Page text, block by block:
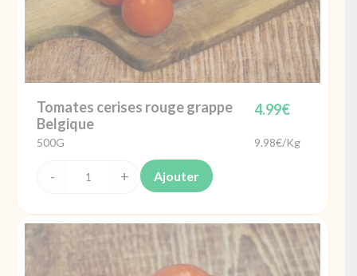
Tomates cerises rouge grappe
Belgique
4.99€
500G 9.98€/Kg
quantité
Tomates
cerises
Ajouter